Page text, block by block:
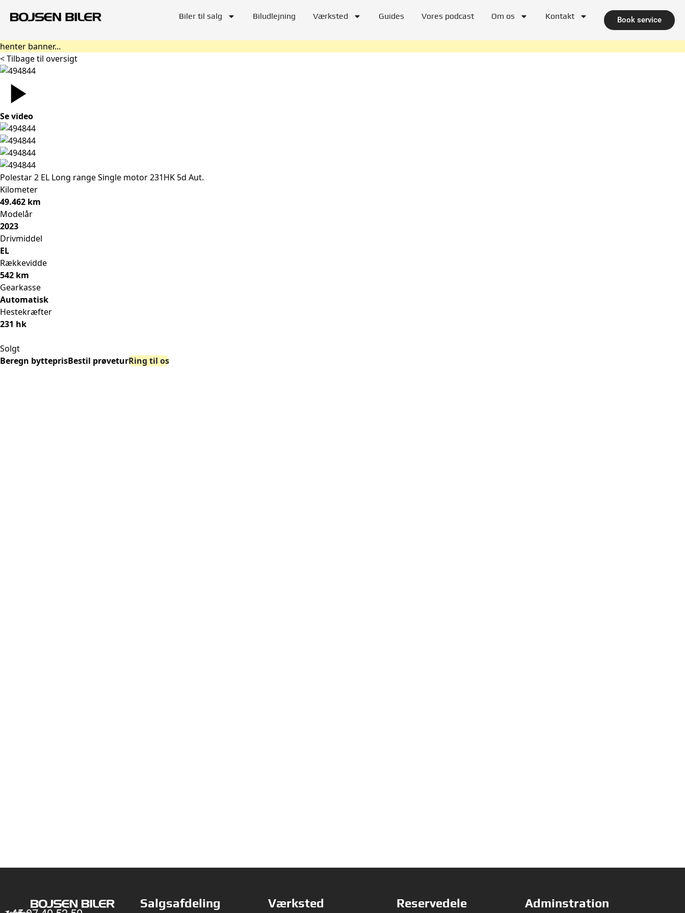
Biler til salg Biludlejning Værksted Guides Vores podcast Om os Kontakt Book service
henter banner...
< Tilbage til oversigt
Se video
Polestar 2 EL Long range Single motor 231HK 5d Aut.
Kilometer
49.462 km
Modelår
2023
Drivmiddel
EL
Rækkevidde
542 km
Gearkasse
Automatisk
Hestekræfter
231 hk
Solgt
Beregn bytteprisBestil prøveturRing til os
Salgsafdeling Værksted Reservedele Adminstration